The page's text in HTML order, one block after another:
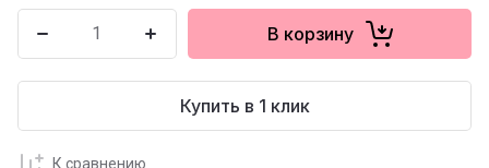
В корзину
Купить в 1 клик
К сравнению